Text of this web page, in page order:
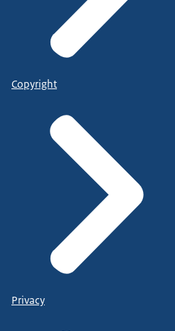
Copyright
Privacy